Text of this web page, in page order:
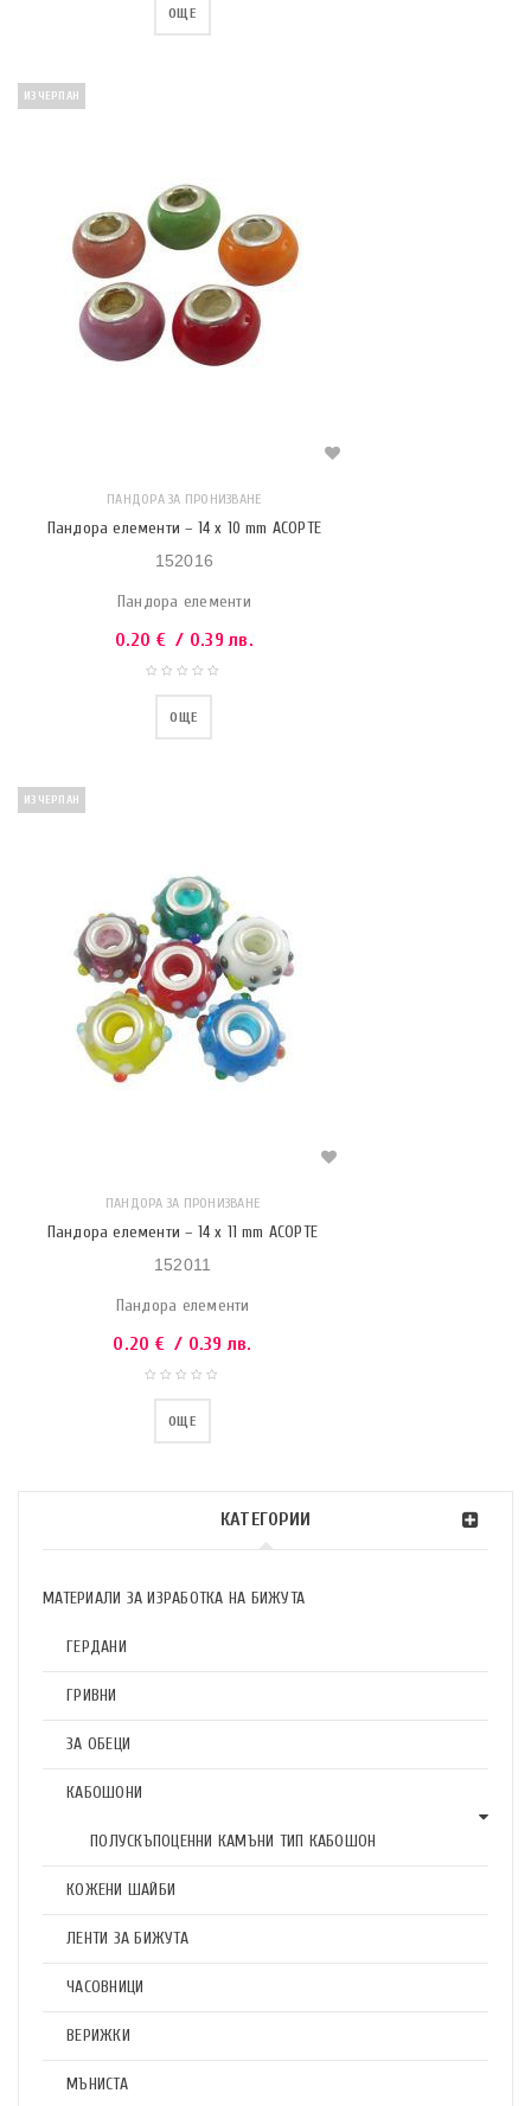
КАТЕГОРИИ
МАТЕРИАЛИ ЗА ИЗРАБОТКА НА БИЖУТА
ГЕРДАНИ
ГРИВНИ
ЗА ОБЕЦИ
КАБОШОНИ
ПОЛУСКЪПОЦЕННИ КАМЪНИ ТИП КАБОШОН
КОЖЕНИ ШАЙБИ
ЛЕНТИ ЗА БИЖУТА
ЧАСОВНИЦИ
ВЕРИЖКИ
МЪНИСТА
ОЩЕ
ИЗЧЕРПАН
ПАНДОРА ЗА ПРОНИЗВАНЕ
Пандора елементи – 14 x 10 mm АСОРТЕ
152016
Пандора елементи
0.20 € / 0.39 лв.
ОЩЕ
ИЗЧЕРПАН
ПАНДОРА ЗА ПРОНИЗВАНЕ
Пандора елементи – 14 x 11 mm АСОРТЕ
152011
Пандора елементи
0.20 € / 0.39 лв.
ОЩЕ